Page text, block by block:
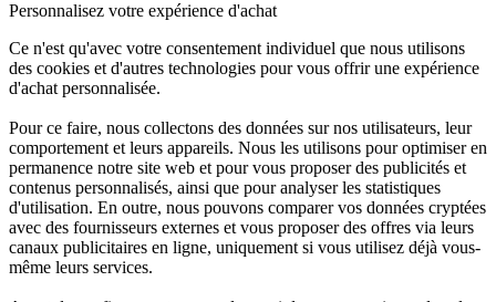
Personnalisez votre expérience d'achat
Ce n'est qu'avec votre consentement individuel que nous utilisons
des cookies et d'autres technologies pour vous offrir une expérience
d'achat personnalisée.
Pour ce faire, nous collectons des données sur nos utilisateurs, leur
comportement et leurs appareils. Nous les utilisons pour optimiser en
permanence notre site web et pour vous proposer des publicités et
contenus personnalisés, ainsi que pour analyser les statistiques
d'utilisation. En outre, nous pouvons comparer vos données cryptées
avec des fournisseurs externes et vous proposer des offres via leurs
canaux publicitaires en ligne, uniquement si vous utilisez déjà vous-
même leurs services.